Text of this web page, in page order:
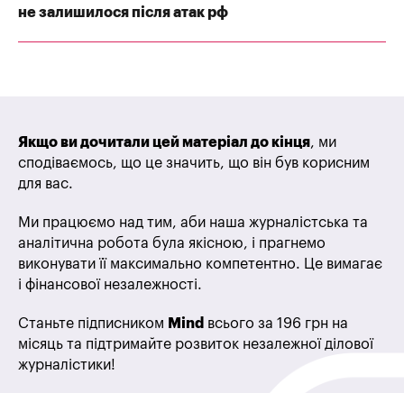
не залишилося після атак рф
Якщо ви дочитали цей матеріал до кінця, ми
сподіваємось, що це значить, що він був корисним
для вас.
Ми працюємо над тим, аби наша журналістська та
аналітична робота була якісною, і прагнемо
виконувати її максимально компетентно. Це вимагає
і фінансової незалежності.
Станьте підписником Mind всього за 196 грн на
місяць та підтримайте розвиток незалежної ділової
журналістики!